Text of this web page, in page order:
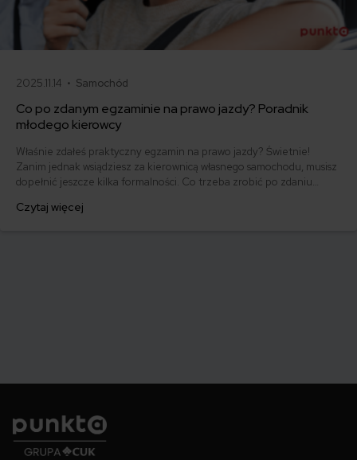
2025.11.14 • Samochód
Co po zdanym egzaminie na prawo jazdy? Poradnik
młodego kierowcy
Właśnie zdałeś praktyczny egzamin na prawo jazdy? Świetnie!
Zanim jednak wsiądziesz za kierownicą własnego samochodu, musisz
dopełnić jeszcze kilka formalności. Co trzeba zrobić po zdaniu
którym szybko załatwisz sprawy urzędowe i będziesz mógł prowadzić
Czytaj więcej